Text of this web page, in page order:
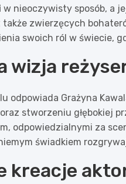
w nieoczywisty sposób, a
także zwierzęcych
swoich ról w świecie,
wizja
odpowiada Grażyna
stworzeniu głębokiej
odpowiedzialnymi za
świadkiem
kreacje